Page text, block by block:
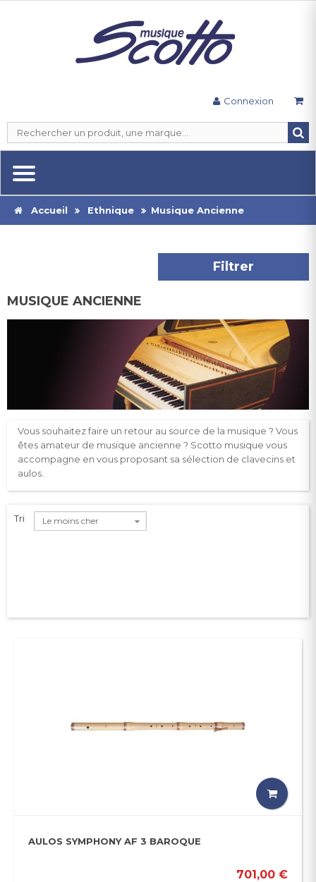
Connexion
Accueil Ethnique Musique Ancienne
Filtrer
MUSIQUE ANCIENNE
Vous souhaitez faire un retour au source de la musique ? Vous
êtes amateur de musique ancienne ? Scotto musique vous
accompagne en vous proposant sa sélection de clavecins et
aulos.
Tri Le moins cher
AULOS SYMPHONY AF 3 BAROQUE
701,00 €